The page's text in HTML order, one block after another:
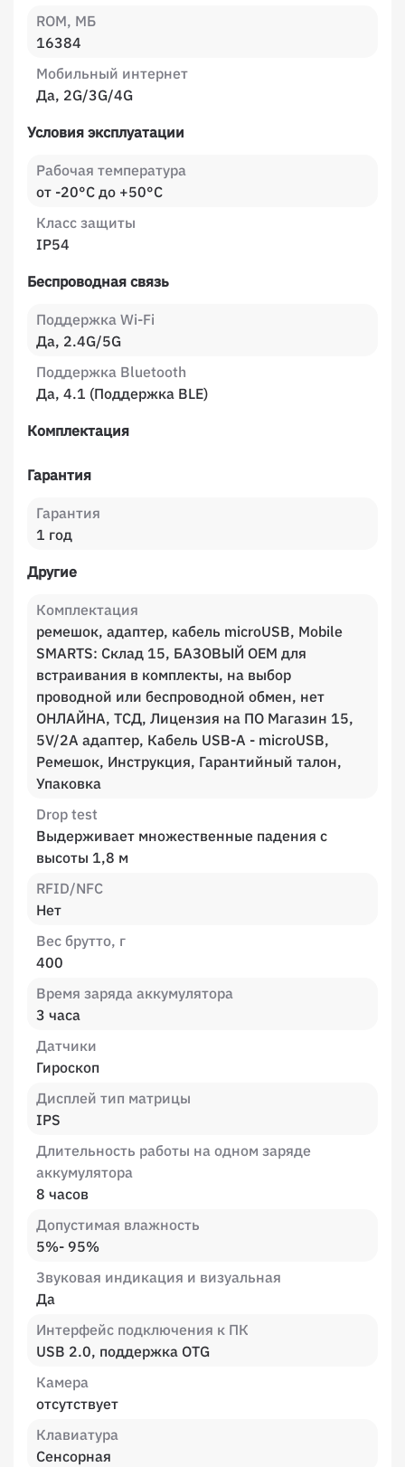
ROM, МБ
16384
Мобильный интернет
Да, 2G/3G/4G
Условия эксплуатации
Рабочая температура
от -20°C до +50°C
Класс защиты
IP54
Беспроводная связь
Поддержка Wi-Fi
Да, 2.4G/5G
Поддержка Bluetooth
Да, 4.1 (Поддержка BLE)
Комплектация
Гарантия
Гарантия
1 год
Другие
Комплектация
ремешок, адаптер, кабель microUSB, Mobile
SMARTS: Склад 15, БАЗОВЫЙ OEM для
встраивания в комплекты, на выбор
проводной или беспроводной обмен, нет
ОНЛАЙНА, ТСД, Лицензия на ПО Магазин 15,
5V/2A адаптер, Кабель USB-A - microUSB,
Ремешок, Инструкция, Гарантийный талон,
Упаковка
Drop test
Выдерживает множественные падения с
высоты 1,8 м
RFID/NFC
Нет
Вес брутто, г
400
Время заряда аккумулятора
3 часа
Датчики
Гироскоп
Дисплей тип матрицы
IPS
Длительность работы на одном заряде
аккумулятора
8 часов
Допустимая влажность
5%- 95%
Звуковая индикация и визуальная
Да
Интерфейс подключения к ПК
USB 2.0, поддержка OTG
Камера
отсутствует
Клавиатура
Сенсорная